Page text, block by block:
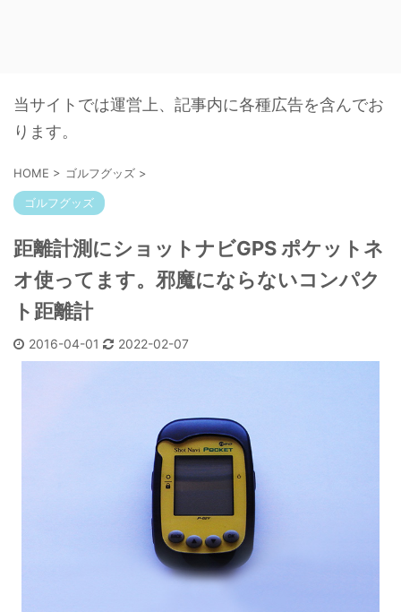
当サイトでは運営上、記事内に各種広告を含んでお
ります。
HOME > ゴルフグッズ >
ゴルフグッズ
距離計測にショットナビGPS ポケットネ
オ使ってます。邪魔にならないコンパク
ト距離計
2016-04-01 2022-02-07